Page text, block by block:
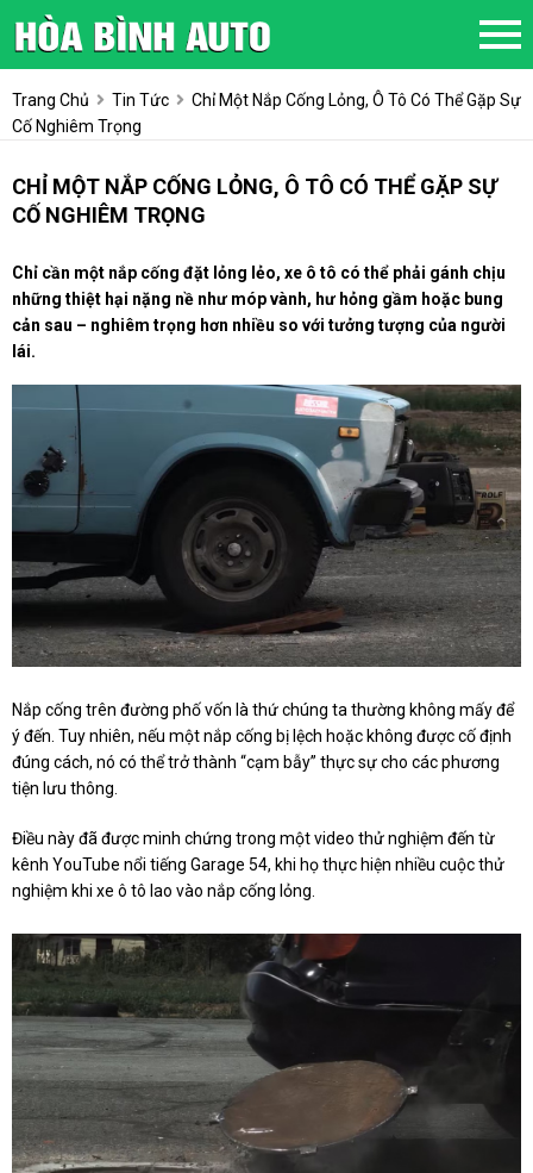
Trang Chủ Tin Tức
Chỉ Một Nắp Cống Lỏng, Ô Tô Có Thể Gặp Sự
Cố Nghiêm Trọng
CHỈ MỘT NẮP CỐNG LỎNG, Ô TÔ CÓ THỂ GẶP SỰ
CỐ NGHIÊM TRỌNG
Chỉ cần một nắp cống đặt lỏng lẻo, xe ô tô có thể phải gánh chịu
những thiệt hại nặng nề như móp vành, hư hỏng gầm hoặc bung
cản sau – nghiêm trọng hơn nhiều so với tưởng tượng của người
lái.
Nắp cống trên đường phố vốn là thứ chúng ta thường không mấy để
ý đến. Tuy nhiên, nếu một nắp cống bị lệch hoặc không được cố định
đúng cách, nó có thể trở thành “cạm bẫy” thực sự cho các phương
tiện lưu thông.
Điều này đã được minh chứng trong một video thử nghiệm đến từ
kênh YouTube nổi tiếng Garage 54, khi họ thực hiện nhiều cuộc thử
nghiệm khi xe ô tô lao vào nắp cống lỏng.